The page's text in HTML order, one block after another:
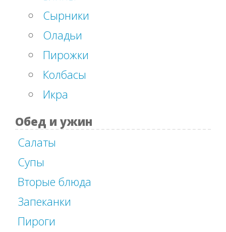
Сырники
Оладьи
Пирожки
Колбасы
Икра
Обед и ужин
Салаты
Супы
Вторые блюда
Запеканки
Пироги